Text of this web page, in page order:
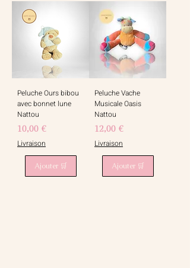
Peluche Ours bibou
avec bonnet lune
Nattou
Prix
10,00 €
Livraison
Ajouter 🛒
Peluche Vache
Musicale Oasis
Nattou
Prix
12,00 €
Livraison
Ajouter 🛒